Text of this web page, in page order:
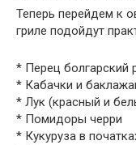
Теперь перейдем к
гриле подойдут
* Перец болгарский
* Кабачки и
* Лук (красный и
* Помидоры черри
* Кукуруза в